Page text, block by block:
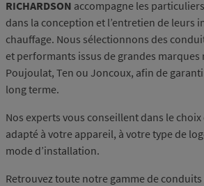
RICHARDSON accompagne les
dans la conception et l’entretien de leurs
chauffage. Nous sélectionnons des
et performants issus de grandes
Poujoulat, Ten ou Joncoux, afin de
long terme.
Nos experts vous conseillent dans le
adapté à votre appareil, à votre type de
mode d’installation.
Retrouvez toute notre gamme de